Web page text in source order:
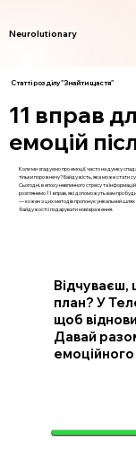
Neurolutionary
Статті розділу "Знайти щастя"
11 вправ
емоцій
Коли ми згадуємо про емоції, часто на думку
тільки порожнечу? Байдужість, яка може стати
Сьогодні, в епоху невпинного стресу та
розглянемо 11 вправ, які допоможуть вам
— кожен з цих методів пропонує унікальний шлях
байдужості і подарувати нові враження.
Відчуваєш,
план? У
щоб
Давай